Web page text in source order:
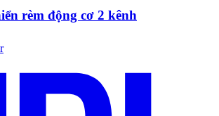
rèm động cơ 2 kênh